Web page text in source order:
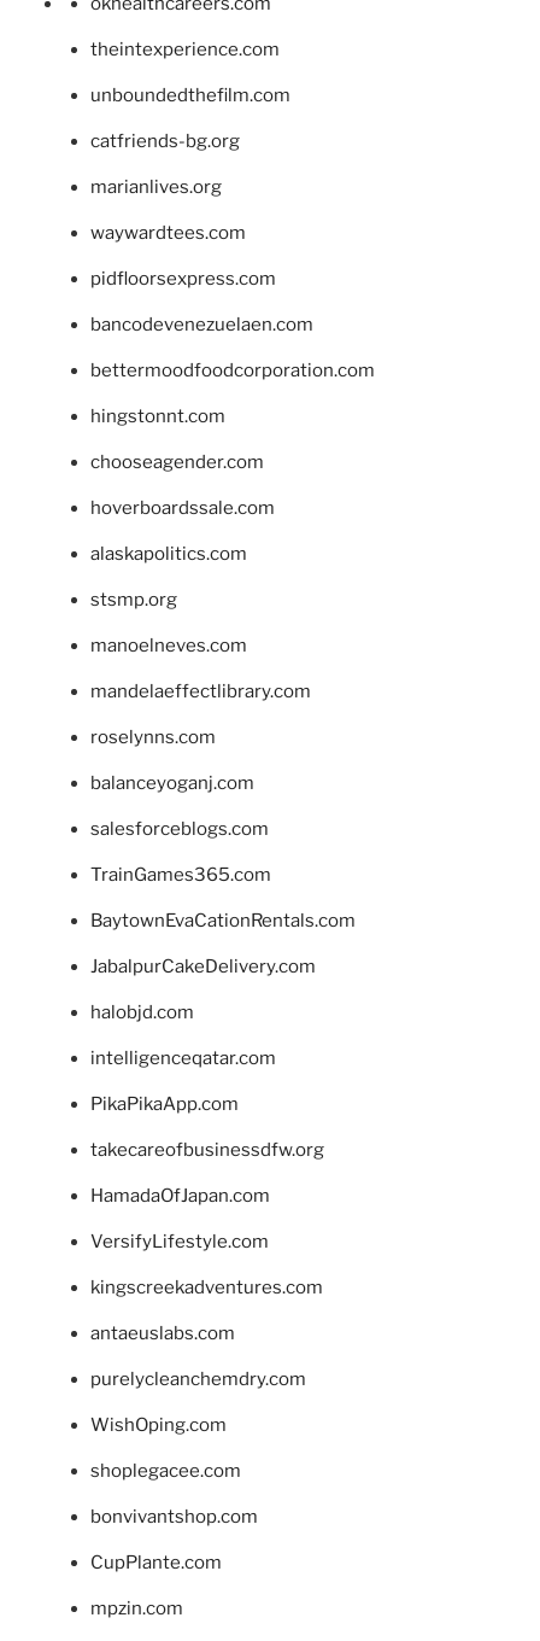
theintexperience.com
unboundedthefilm.com
catfriends-bg.org
marianlives.org
waywardtees.com
pidfloorsexpress.com
bancodevenezuelaen.com
bettermoodfoodcorporation.com
hingstonnt.com
chooseagender.com
hoverboardssale.com
alaskapolitics.com
stsmp.org
manoelneves.com
mandelaeffectlibrary.com
roselynns.com
balanceyoganj.com
salesforceblogs.com
TrainGames365.com
BaytownEvaCationRentals.com
JabalpurCakeDelivery.com
halobjd.com
intelligenceqatar.com
PikaPikaApp.com
takecareofbusinessdfw.org
HamadaOfJapan.com
VersifyLifestyle.com
kingscreekadventures.com
antaeuslabs.com
purelycleanchemdry.com
WishOping.com
shoplegacee.com
bonvivantshop.com
CupPlante.com
mpzin.com